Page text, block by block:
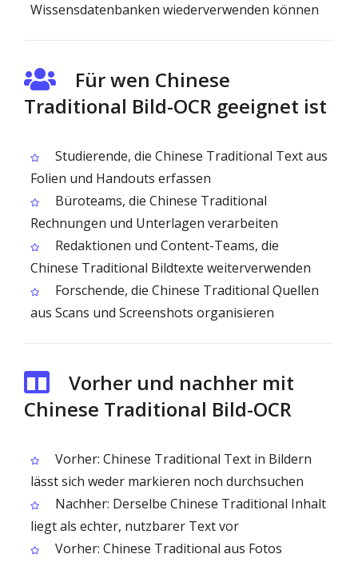
Wissensdatenbanken wiederverwenden können
Für wen Chinese
Traditional Bild-OCR geeignet ist
Studierende, die Chinese Traditional Text aus
Folien und Handouts erfassen
Büroteams, die Chinese Traditional
Rechnungen und Unterlagen verarbeiten
Redaktionen und Content-Teams, die
Chinese Traditional Bildtexte weiterverwenden
Forschende, die Chinese Traditional Quellen
aus Scans und Screenshots organisieren
Vorher und nachher mit
Chinese Traditional Bild-OCR
Vorher: Chinese Traditional Text in Bildern
lässt sich weder markieren noch durchsuchen
Nachher: Derselbe Chinese Traditional Inhalt
liegt als echter, nutzbarer Text vor
Vorher: Chinese Traditional aus Fotos